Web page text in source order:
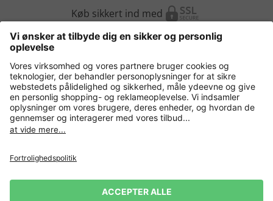
Køb sikkert ind med
Flere webshops
Danmark
Gør brug af fortrydelsesret
Virksomhedsinformation